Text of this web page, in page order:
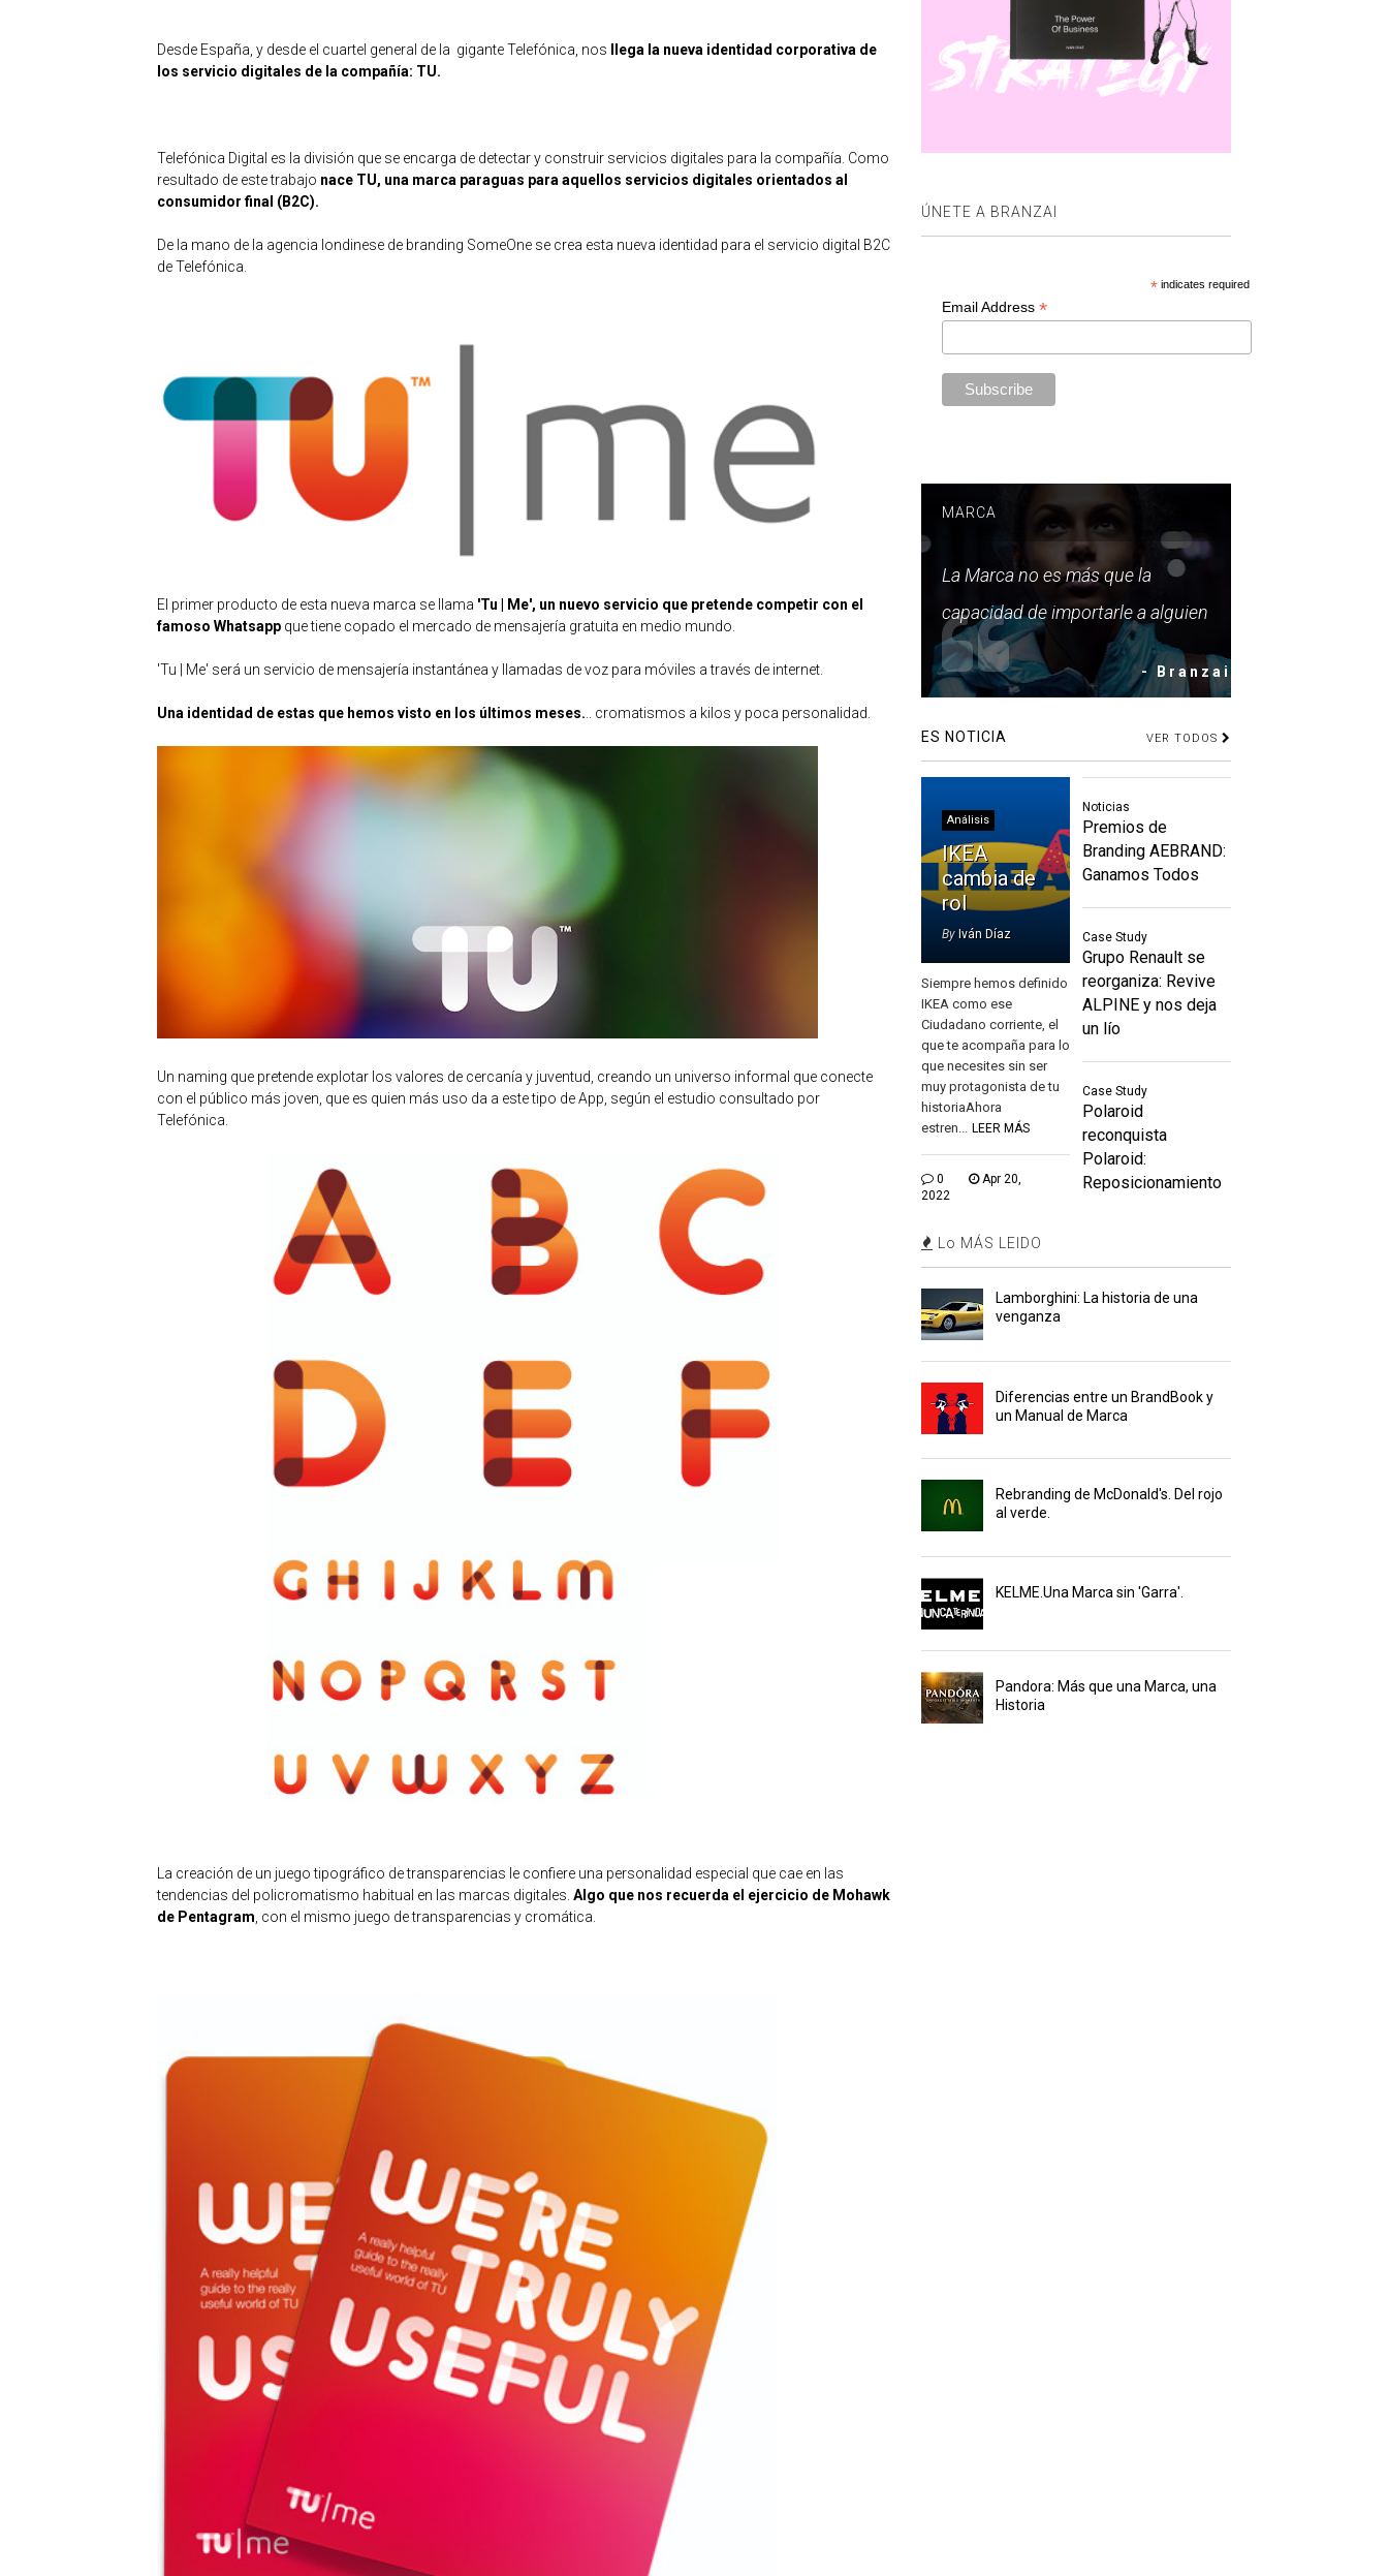
Desde España, y desde el cuartel general de la gigante Telefónica, nos llega la nueva identidad corporativa de
los servicio digitales de la compañía: TU.
Telefónica Digital es la división que se encarga de detectar y construir servicios digitales para la compañía. Como
resultado de este trabajo nace TU, una marca paraguas para aquellos servicios digitales orientados al
consumidor final (B2C).
De la mano de la agencia londinese de branding SomeOne se crea esta nueva identidad para el servicio digital B2C
de Telefónica.
El primer producto de esta nueva marca se llama 'Tu | Me', un nuevo servicio que pretende competir con el
famoso Whatsapp que tiene copado el mercado de mensajería gratuita en medio mundo.
'Tu | Me' será un servicio de mensajería instantánea y llamadas de voz para móviles a través de internet.
Una identidad de estas que hemos visto en los últimos meses. .. cromatismos a kilos y poca personalidad.
Un naming que pretende explotar los valores de cercanía y juventud, creando un universo informal que conecte
con el público más joven, que es quien más uso da a este tipo de App, según el estudio consultado por
Telefónica.
La creación de un juego tipográfico de transparencias le confiere una personalidad especial que cae en las
tendencias del policromatismo habitual en las marcas digitales. Algo que nos recuerda el ejercicio de Mohawk
de Pentagram , con el mismo juego de transparencias y cromática.
ÚNETE A BRANZAI
*indicates required
Email Address *
MARCA
La Marca no es más que la
capacidad de importarle a alguien
- Branzai
ES NOTICIA VER TODOS
Análisis
IKEA
cambia de
rol
By Iván Díaz
Siempre hemos definido
IKEA como ese
Ciudadano corriente, el
que te acompaña para lo
que necesites sin ser
muy protagonista de tu
historiaAhora
estren...
LEER MÁS
0
Apr 20,
2022
Noticias
Premios de
Branding AEBRAND:
Ganamos Todos
Case Study
Grupo Renault se
reorganiza: Revive
ALPINE y nos deja
un lío
Case Study
Polaroid
reconquista
Polaroid:
Reposicionamiento
Lo MÁS LEIDO
Lamborghini: La historia de una
venganza
Diferencias entre un BrandBook y
un Manual de Marca
Rebranding de McDonald's. Del rojo
al verde.
KELME.Una Marca sin 'Garra'.
Pandora: Más que una Marca, una
Historia